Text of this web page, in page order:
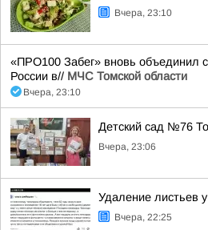
Вчера, 23:10
«ПРО100 Забег» вновь объединил
России в// МЧС Томской области
Вчера, 23:10
Детский сад №76
Вчера, 23:06
Удаление листьев
Вчера, 22:25